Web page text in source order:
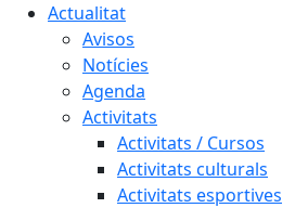
Actualitat
Avisos
Notícies
Agenda
Activitats
Activitats / Cursos
Activitats culturals
Activitats esportives